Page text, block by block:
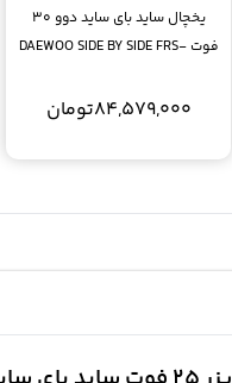
یخچال ساید بای ساید دوو 30
فوت DAEWOO SIDE BY SIDE FRS-
84,579,000تومان